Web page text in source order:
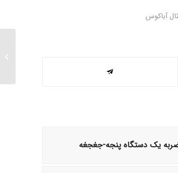
آباکوس
یک دستگاه پنجه-جغجغه